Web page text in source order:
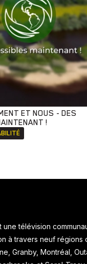
ET NOUS - DES
!
une télévision
à travers neuf régions
Granby, Montréal,